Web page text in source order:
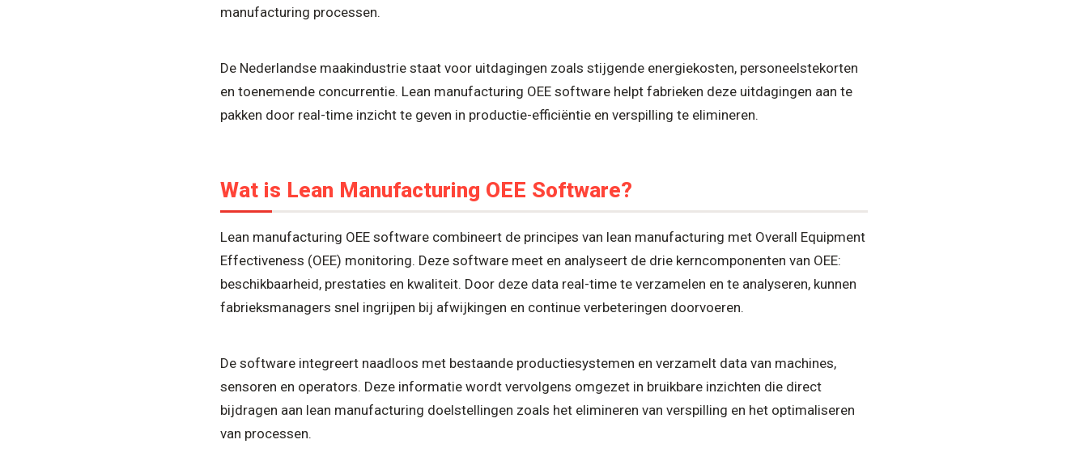
manufacturing processen.
De Nederlandse maakindustrie staat voor uitdagingen zoals stijgende energiekosten, personeelstekorten
en toenemende concurrentie. Lean manufacturing OEE software helpt fabrieken deze uitdagingen aan te
pakken door real-time inzicht te geven in productie-efficiëntie en verspilling te elimineren.
Wat is Lean Manufacturing OEE Software?
Lean manufacturing OEE software combineert de principes van lean manufacturing met Overall Equipment
Effectiveness (OEE) monitoring. Deze software meet en analyseert de drie kerncomponenten van OEE:
beschikbaarheid, prestaties en kwaliteit. Door deze data real-time te verzamelen en te analyseren, kunnen
fabrieksmanagers snel ingrijpen bij afwijkingen en continue verbeteringen doorvoeren.
De software integreert naadloos met bestaande productiesystemen en verzamelt data van machines,
sensoren en operators. Deze informatie wordt vervolgens omgezet in bruikbare inzichten die direct
bijdragen aan lean manufacturing doelstellingen zoals het elimineren van verspilling en het optimaliseren
van processen.